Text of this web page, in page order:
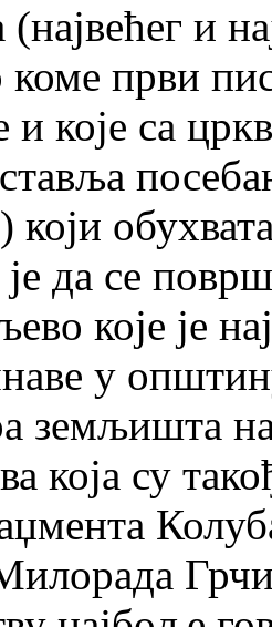
и
коме први
и које са
који
да се
које је
у
земљишта
која су